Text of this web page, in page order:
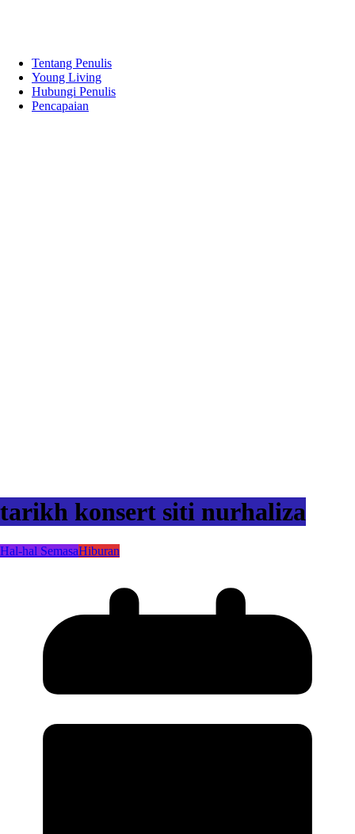
Tentang Penulis
Young Living
Hubungi Penulis
Pencapaian
tarikh konsert siti nurhaliza
Hal-hal SemasaHiburan